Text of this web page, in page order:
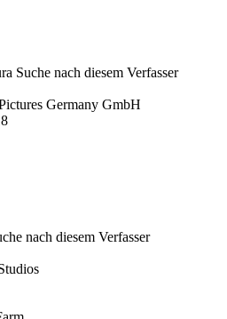
Suche nach diesem Verfasser
Germany GmbH
nach diesem Verfasser